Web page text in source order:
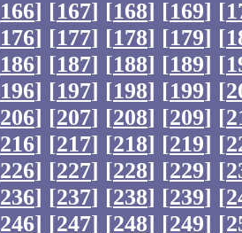
166] [167] [168] [169] [
176] [177] [178] [179] [
186] [187] [188] [189] [
196] [197] [198] [199] [
206] [207] [208] [209] [
216] [217] [218] [219] [
226] [227] [228] [229] [
236] [237] [238] [239] [
246] [247] [248] [249] [